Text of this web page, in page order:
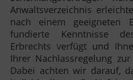
Anwaltsverzeichnis
nach einem geeigneten
fundierte Kenntnisse
Erbrechts verfügt und
Ihrer Nachlassregelung
Dabei achten wir darauf,